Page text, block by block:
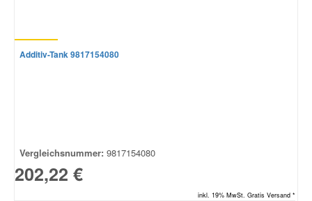
Additiv-Tank 9817154080
Vergleichsnummer: 9817154080
202,22 €
inkl. 19% MwSt. Gratis Versand *